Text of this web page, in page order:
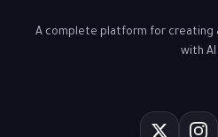
A complete platform for creating
with AI